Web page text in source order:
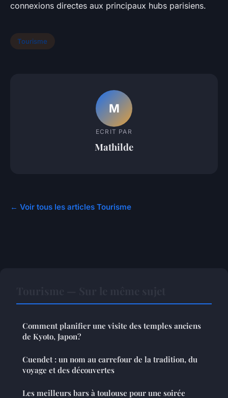
connexions directes aux principaux hubs parisiens.
Tourisme
M
ECRIT PAR
Mathilde
← Voir tous les articles Tourisme
Comment planifier une visite des temples anciens
de Kyoto, Japon?
Cuendet : un nom au carrefour de la tradition, du
voyage et des découvertes
Les meilleurs bars à toulouse pour une soirée